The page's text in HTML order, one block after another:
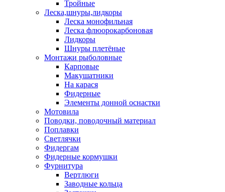
Тройные
Леска,шнуры,лидкоры
Леска монофильная
Леска флюорокарбоновая
Лидкоры
Шнуры плетёные
Монтажи рыболовные
Карповые
Макушатники
На карася
Фидерные
Элементы донной оснастки
Мотовила
Поводки, поводочный материал
Поплавки
Светлячки
Фидергам
Фидерные кормушки
Фурнитура
Вертлюги
Заводные кольца